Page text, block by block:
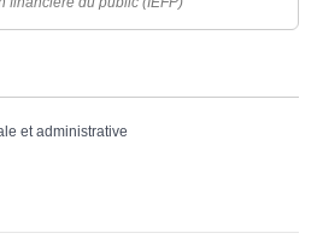
et administrative